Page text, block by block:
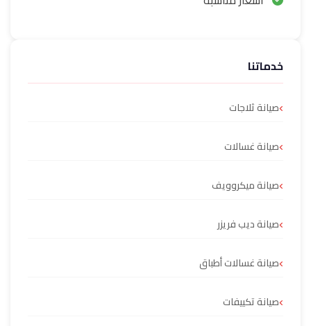
خدماتنا
صيانة ثلاجات
صيانة غسالات
صيانة ميكروويف
صيانة ديب فريزر
صيانة غسالات أطباق
صيانة تكييفات